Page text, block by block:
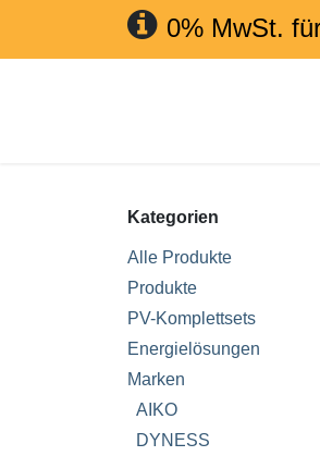
Zum Inhalt springen
0% MwSt.
Kategorien
Alle Produkte
Produkte
PV-Komplettsets
Energielösungen
Marken
AIKO
DYNESS